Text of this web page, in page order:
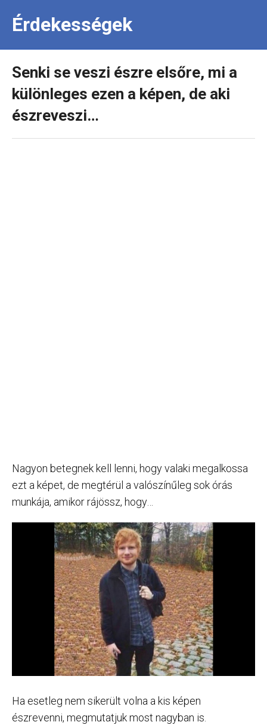
Érdekességek
Senki se veszi észre elsőre, mi a
különleges ezen a képen, de aki
észreveszi…
Nagyon betegnek kell lenni, hogy valaki megalkossa
ezt a képet, de megtérül a valószínűleg sok órás
munkája, amikor rájössz, hogy…
Ha esetleg nem sikerült volna a kis képen
észrevenni, megmutatjuk most nagyban is.